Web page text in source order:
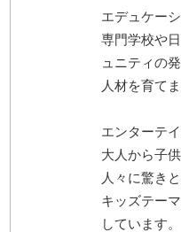
エデュケー
専門学校や
ュニティの
人材を育てま
エンターテ
大人から子
人々に驚き
キッズテー
しています。